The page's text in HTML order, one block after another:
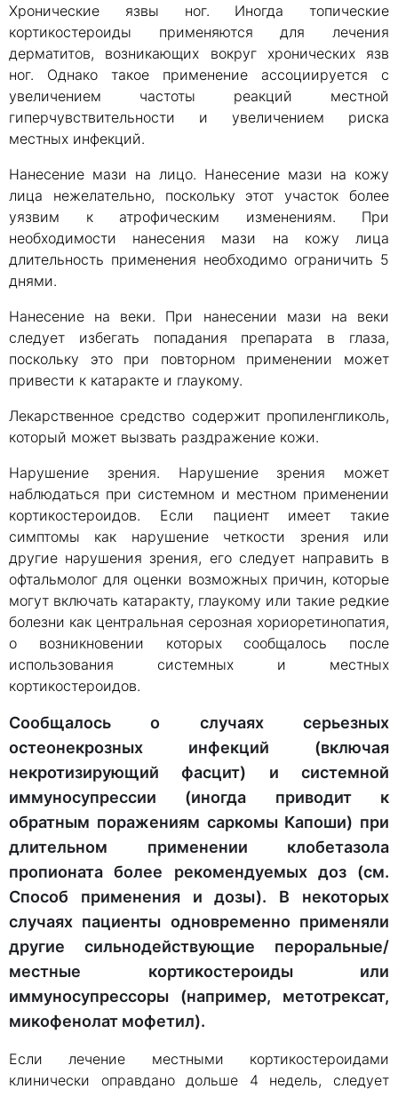
Хронические язвы ног. Иногда топические
кортикостероиды применяются для лечения
дерматитов, возникающих вокруг хронических язв
ног. Однако такое применение ассоциируется с
увеличением частоты реакций местной
гиперчувствительности и увеличением риска
местных инфекций.
Нанесение мази на лицо. Нанесение мази на кожу
лица нежелательно, поскольку этот участок более
уязвим к атрофическим изменениям. При
необходимости нанесения мази на кожу лица
длительность применения необходимо ограничить 5
днями.
Нанесение на веки. При нанесении мази на веки
следует избегать попадания препарата в глаза,
поскольку это при повторном применении может
привести к катаракте и глаукому.
Лекарственное средство содержит пропиленгликоль,
который может вызвать раздражение кожи.
Нарушение зрения. Нарушение зрения может
наблюдаться при системном и местном применении
кортикостероидов. Если пациент имеет такие
симптомы как нарушение четкости зрения или
другие нарушения зрения, его следует направить в
офтальмолог для оценки возможных причин, которые
могут включать катаракту, глаукому или такие редкие
болезни как центральная серозная хориоретинопатия,
о возникновении которых сообщалось после
использования системных и местных
кортикостероидов.
Сообщалось о случаях серьезных
остеонекрозных инфекций (включая
некротизирующий фасцит) и системной
иммуносупрессии (иногда приводит к
обратным поражениям саркомы Капоши) при
длительном применении клобетазола
пропионата более рекомендуемых доз (см.
Способ применения и дозы). В некоторых
случаях пациенты одновременно применяли
другие сильнодействующие пероральные/
местные кортикостероиды или
иммуносупрессоры (например, метотрексат,
микофенолат мофетил).
Если лечение местными кортикостероидами
клинически оправдано дольше 4 недель, следует